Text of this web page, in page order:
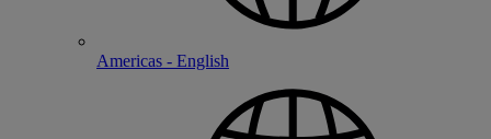
Americas - English